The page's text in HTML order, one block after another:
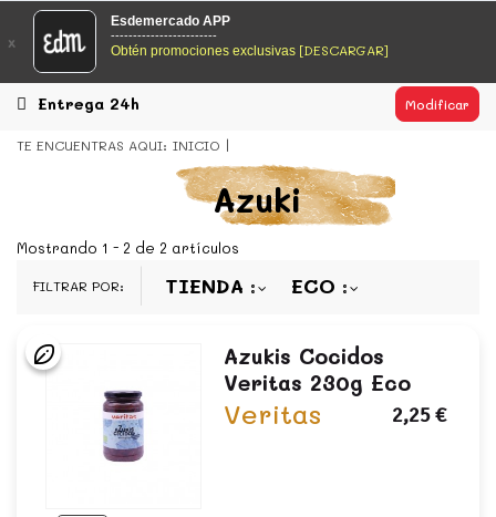
EsDeMercado.com
EsDeMercado.com
los mejores mercados de Barcelona y de productores
locales.
EsDeMercado.com
te lleva a casa los mejores productos de
los mejores mercados de Barcelona y de productores
x
Esdemercado APP
------------------------
Obtén promociones exclusivas [DESCARGAR]
Entrega 24h Modificar
TE ENCUENTRAS AQUI: INICIO
LEGUMBRE COCIDAAzuki
Mostrando 1 - 2 de 2 artículos
FILTRAR POR: TIENDA ECO
Azukis Cocidos
Veritas 230g Eco
Veritas 2,25 €